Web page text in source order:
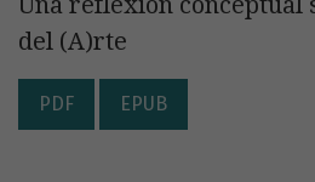
del (A)rte
PDF EPUB